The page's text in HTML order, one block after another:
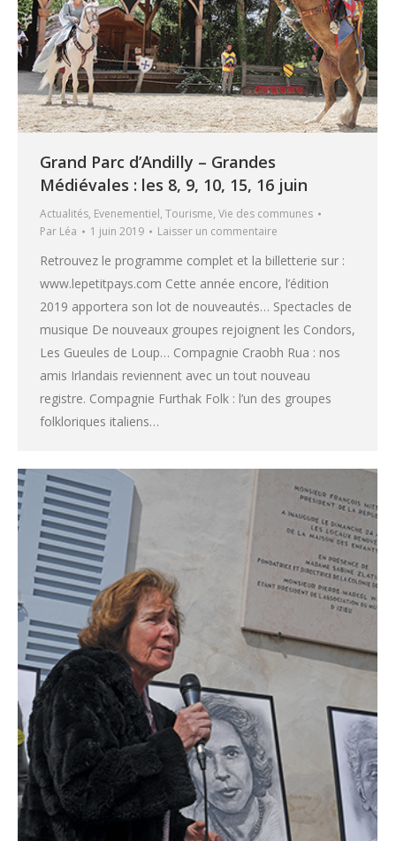
Grand Parc d’Andilly – Grandes
Médiévales : les 8, 9, 10, 15, 16 juin
Actualités, Evenementiel, Tourisme, Vie des communes
Par Léa 1 juin 2019 Laisser un commentaire
Retrouvez le programme complet et la billetterie sur :
www.lepetitpays.com Cette année encore, l’édition
2019 apportera son lot de nouveautés… Spectacles de
musique De nouveaux groupes rejoignent les Condors,
Les Gueules de Loup… Compagnie Craobh Rua : nos
amis Irlandais reviennent avec un tout nouveau
registre. Compagnie Furthak Folk : l’un des groupes
folkloriques italiens…